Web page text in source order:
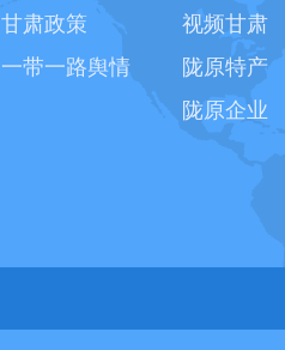
甘肃政策
一带一路舆情
视频甘肃
陇原特产
陇原企业